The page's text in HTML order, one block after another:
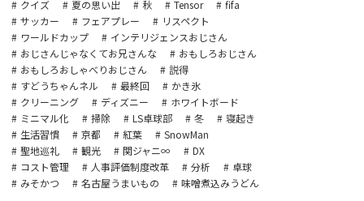
クイズ
夏の思い出 秋 Tensor
fifa
サッカー
フェアプレー
リスペクト
ワールドカップ
インテリジェンスおじさん
おじさんじゃなくてお兄さんな
おもしろおじさん
おもしろおしゃべりおじさん
説得
すどうちゃんネル
最終回
かき氷
クリーニング
ディズニー
ホワイトボード
ミニマル化
掃除 LS卓球部 冬
寝起き
生活習慣
京都 紅葉
SnowMan
聖地巡礼
観光 関ジャニ∞
DX
コスト管理
人事評価制度改革 分析
卓球
みそかつ
名古屋うまいもの 味噌煮込みうどん